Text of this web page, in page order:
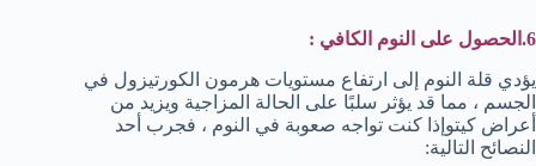
6.الحصول على النوم الكافي
:
يؤدي قلة النوم إلى ارتفاع مستويات هرمون الكورتيزول في
الجسم ، مما قد يؤثر سلبًا على الحالة المزاجية ويزيد من
أعراض كيتوإذا كنت تواجه صعوبة في النوم ، فجرب أحد
النصائح التالية: